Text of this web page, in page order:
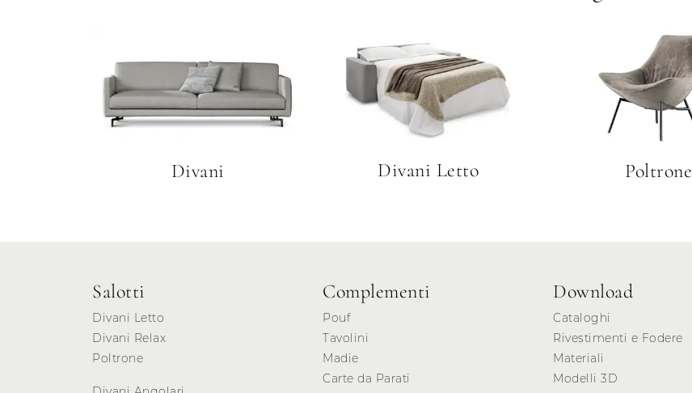
Divani Divani Letto Poltrone
Salotti
Divani Letto
Divani Relax
Poltrone
Complementi
Pouf
Tavolini
Madie
Carte da Parati
Download
Cataloghi
Rivestimenti e Fodere
Materiali
Modelli 3D